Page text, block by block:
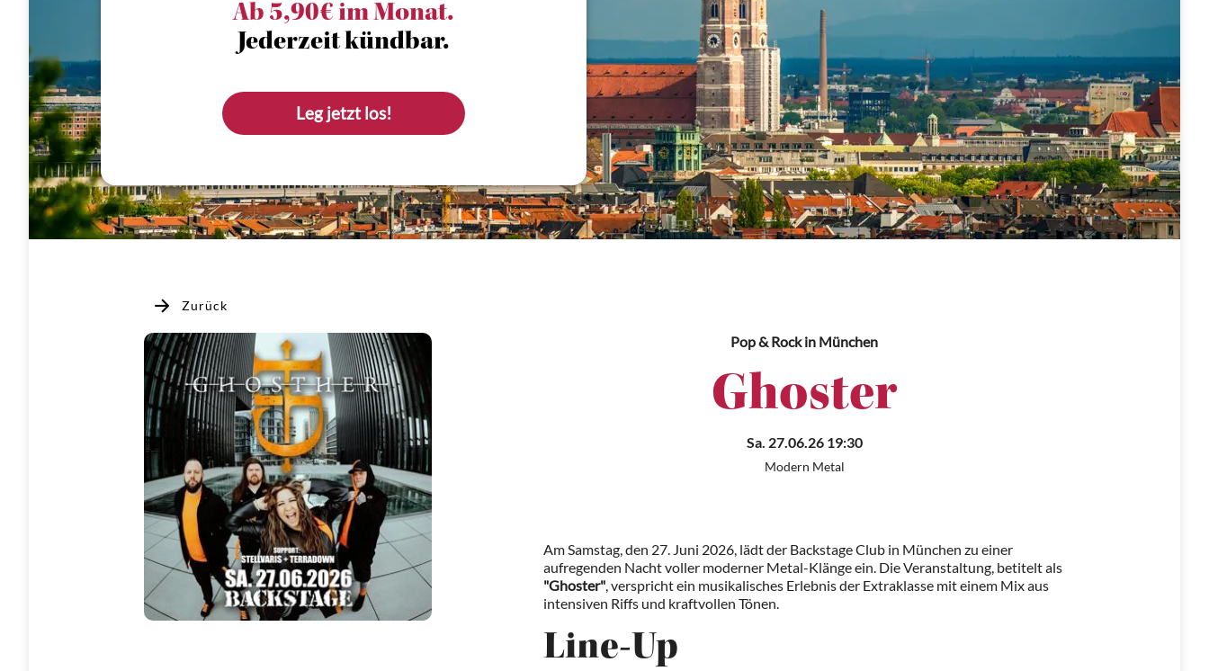
Ab 5,90€ im Monat.
Jederzeit kündbar.
Leg jetzt los!
Zurück
Pop & Rockin München
Ghoster
Sa. 27.06.26 19:30
Modern Metal
Am Samstag, den 27. Juni 2026, lädt der Backstage Club in München zu einer
aufregenden Nacht voller moderner Metal-Klänge ein. Die Veranstaltung, betitelt als
"Ghoster", verspricht ein musikalisches Erlebnis der Extraklasse mit einem Mix aus
intensiven Riffs und kraftvollen Tönen.
Line-Up